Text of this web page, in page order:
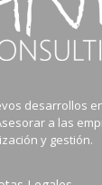
desarrollos
a las
y gestión.